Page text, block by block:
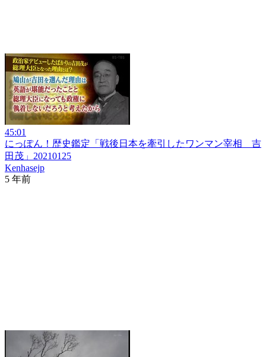
45:01
にっぽん！歴史鑑定「戦後日本を牽引したワンマン宰相 吉
田茂」20210125
Kenhasejp
5 年前